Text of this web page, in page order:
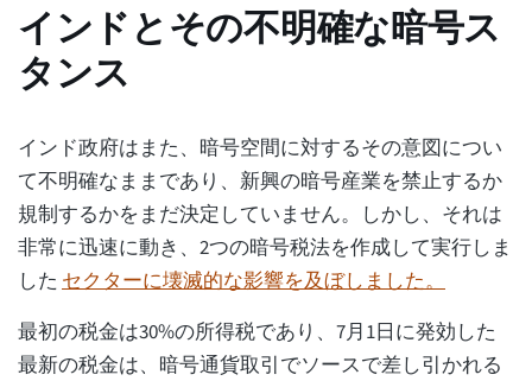
インドとその不明確な暗号ス
タンス
インド政府はまた、暗号空間に対するその意図につい
て不明確なままであり、新興の暗号産業を禁止するか
規制するかをまだ決定していません。しかし、それは
非常に迅速に動き、2つの暗号税法を作成して実行しま
したセクターに壊滅的な影響を及ぼしました。
最初の税金は30%の所得税であり、7月1日に発効した
最新の税金は、暗号通貨取引でソースで差し引かれる